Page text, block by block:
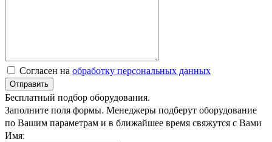
Согласен на обработку персональных данных
Отправить
Бесплатный подбор оборудования.
Заполните поля формы. Менеджеры подберут оборудование
по Вашим параметрам и в ближайшее время свяжутся с Вами
Имя: